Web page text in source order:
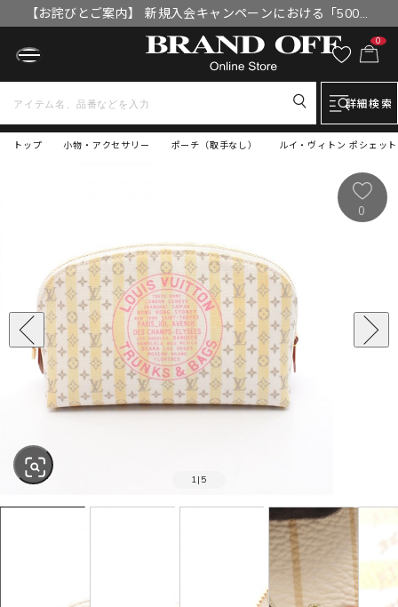
【お詫びとご案内】 新規入会キャンペーンにおける「500円
OFFクーポン」付与漏れと補填について
0
詳細検索
トップ ルイ・ヴィトン ポシェッ
小物・アクセサリー ポーチ（取手なし）
SOLD OUT
1 | 5
0